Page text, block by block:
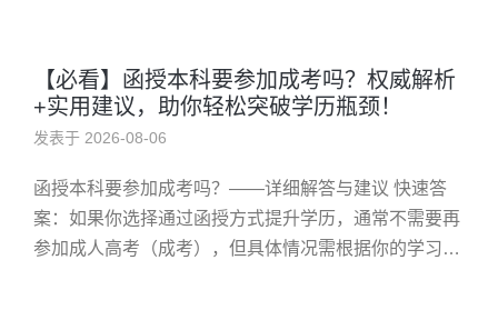
【必看】函授本科要参加成考吗？权威解析
+实用建议，助你轻松突破学历瓶颈！
发表于 2026-08-06
函授本科要参加成考吗？——详细解答与建议 快速答
案：如果你选择通过函授方式提升学历，通常不需要再
参加成人高考（成考），但具体情况需根据你的学习方